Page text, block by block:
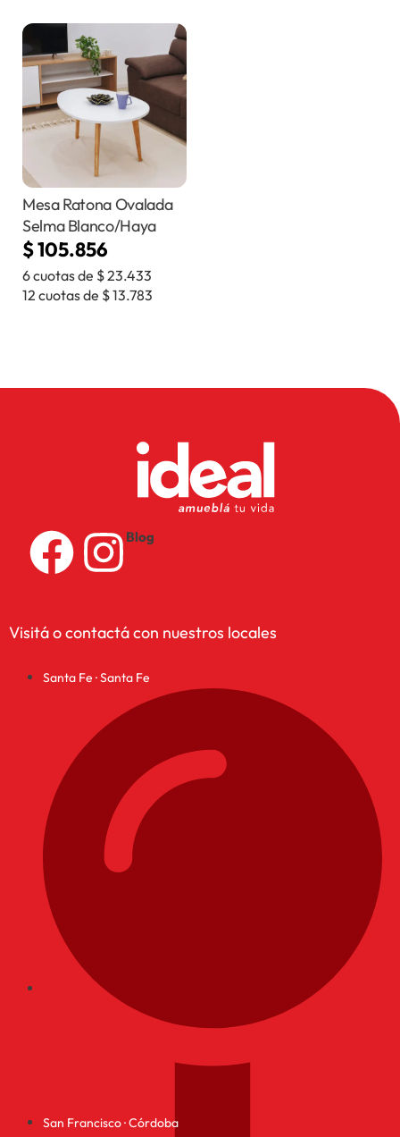
Mesa Ratona Ovalada
Selma Blanco/Haya
$105.856
6 cuotas de $23.433
12 cuotas de $13.783
Blog
Visitá o contactá con nuestros locales
Santa Fe · Santa Fe
San Francisco · Córdoba